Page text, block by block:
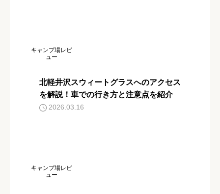
キャンプ場レビ
ュー
北軽井沢スウィートグラスへのアクセス
を解説！車での行き方と注意点を紹介
2026.03.16
キャンプ場レビ
ュー